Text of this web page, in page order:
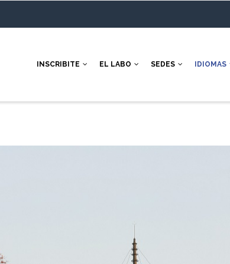
INSCRIBITE EL LABO SEDES IDIOMAS